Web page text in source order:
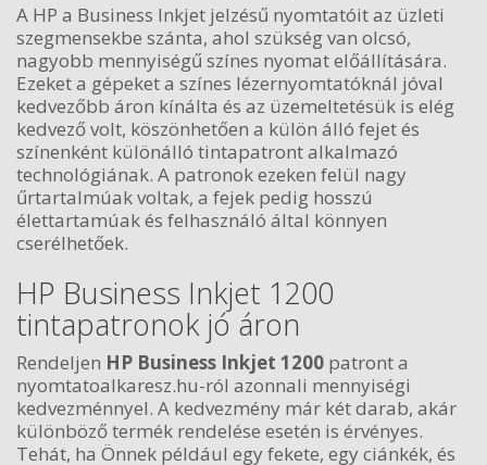
A HP a Business Inkjet jelzésű nyomtatóit az üzleti
szegmensekbe szánta, ahol szükség van olcsó,
nagyobb mennyiségű színes nyomat előállítására.
Ezeket a gépeket a színes lézernyomtatóknál jóval
kedvezőbb áron kínálta és az üzemeltetésük is elég
kedvező volt, köszönhetően a külön álló fejet és
színenként különálló tintapatront alkalmazó
technológiának. A patronok ezeken felül nagy
űrtartalmúak voltak, a fejek pedig hosszú
élettartamúak és felhasználó által könnyen
cserélhetőek.
HP Business Inkjet 1200
tintapatronok jó áron
Rendeljen HP Business Inkjet 1200 patront a
nyomtatoalkaresz.hu-ról azonnali mennyiségi
kedvezménnyel. A kedvezmény már két darab, akár
különböző termék rendelése esetén is érvényes.
Tehát, ha Önnek például egy fekete, egy ciánkék, és